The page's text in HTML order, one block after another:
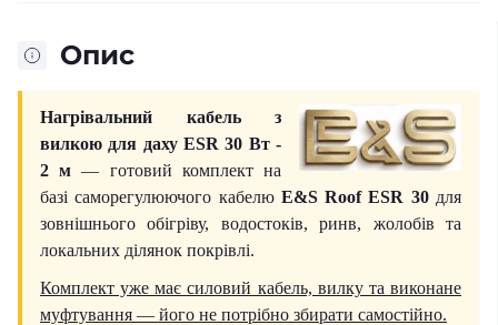
Опис
Нагрівальний кабель з
вилкою для даху ESR 30 Вт -
2 м — готовий комплект на
базі саморегулюючого кабелю E&S Roof ESR 30для
зовнішнього обігріву, водостоків, ринв, жолобів та
локальних ділянок покрівлі.
Комплект уже має силовий кабель, вилку та виконане
муфтування — його не потрібно збирати самостійно.